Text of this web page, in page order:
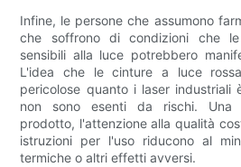
Infine, le persone che assumono
che soffrono di condizioni che le
sensibili alla luce potrebbero
L'idea che le cinture a luce
pericolose quanto i laser industriali
non sono esenti da rischi. Una
prodotto, l'attenzione alla qualità
istruzioni per l'uso riducono al
termiche o altri effetti avversi.